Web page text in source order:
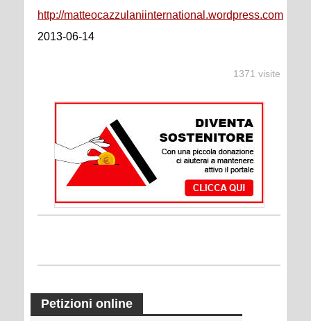
http://matteocazzulaniinternational.wordpress.com
2013-06-14
1371 visite
Petizioni online